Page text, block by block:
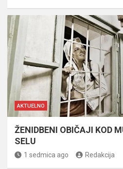
AKTUELNO
ŽENIDBENI OBIČAJI KOD
SELU
1 sedmica ago Redakcija